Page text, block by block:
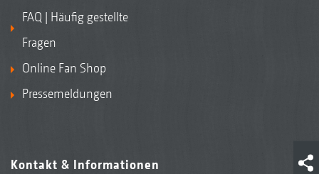
FAQ | Häufig gestellte
Fragen
Online Fan Shop
Pressemeldungen
Kontakt & Informationen